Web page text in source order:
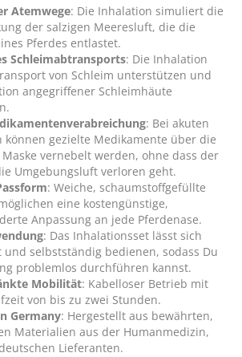
Atemwege: Die Inhalation simuliert die
der salzigen Meeresluft, die die
Pferdes entlastet.
Schleimabtransports: Die Inhalation
von Schleim unterstützen und
angegriffener Schleimhäute
: Bei akuten
können gezielte Medikamente über die
Maske vernebelt werden, ohne dass der
Umgebungsluft verloren geht.
: Weiche, schaumstoffgefüllte
eine kostengünstige,
Anpassung an jede Pferdenase.
: Das Inhalationsset lässt sich
selbstständig bedienen, sodass Du
problemlos durchführen kannst.
Mobilität: Kabelloser Betrieb mit
von bis zu zwei Stunden.
Germany: Hergestellt aus bewährten,
Materialien aus der Humanmedizin,
Lieferanten.